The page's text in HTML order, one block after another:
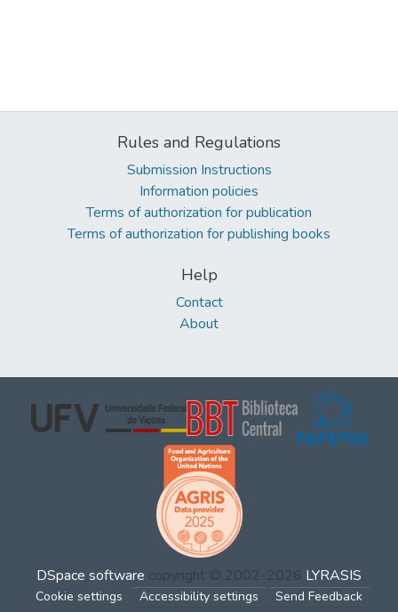
Rules and Regulations
Submission Instructions
Information policies
Terms of authorization for publication
Terms of authorization for publishing books
Help
Contact
About
DSpace software copyright © 2002-2026 LYRASIS
Cookie settings Accessibility settings Send Feedback